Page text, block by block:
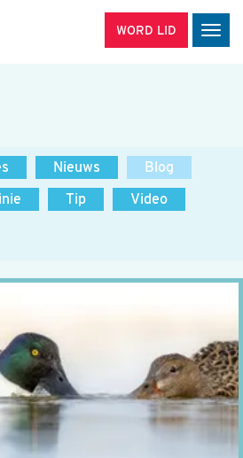
WORD LID
Nieuws
Blog
Tip
Video